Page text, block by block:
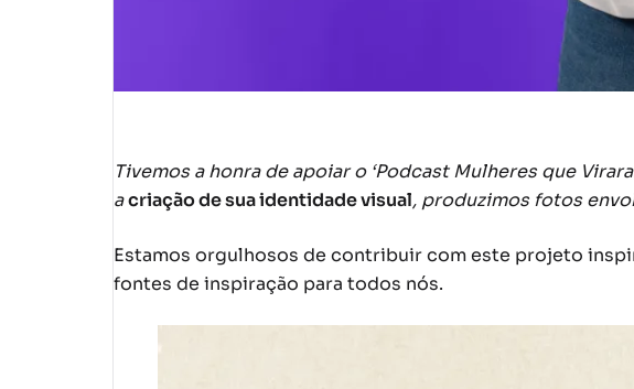
Tivemos a honra de apoiar o ‘Podcast Mulheres que
acriação de sua identidade visual, produzimos fotos
Estamos orgulhosos de contribuir com este projeto
fontes de inspiração para todos nós.